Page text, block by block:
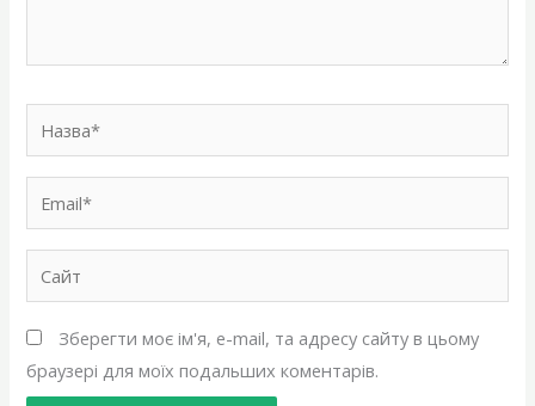
Сайт
Зберегти моє ім'я, e-mail, та адресу сайту в цьому
браузері для моїх подальших коментарів.